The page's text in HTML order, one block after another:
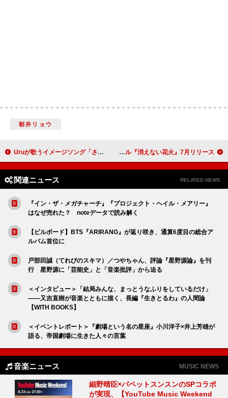
朝井リョウ
Uruが歌うイメージソング「さすらいの唄」×映画『未来』のコラボMV公開 timelesz、“出会いの奇跡”を描くニューシングル『消えない花火』7月リリース
関連ニュース RELATED NEWS
『イン・ザ・メガチャーチ』『プロジェクト・ヘイル・メアリー』
はなぜ売れた？ noteデータで読み解く
【ビルボード】BTS『ARIRANG』が返り咲き、通算6度目の総合ア
ルバム首位に
戸部田誠（てれびのスキマ）／つやちゃん、評論『星野源論』を刊
行 星野源に「芸能史」と「音楽批評」から迫る
＜インタビュー＞「結局みんな、まっとうなふりをしているだけ」
――又吉直樹が音楽とともに描く、長編『生きとるわ』の人間論
【WITH BOOKS】
＜イベントレポート＞『劇場という名の星座』小川洋子×井上芳雄が
語る、帝国劇場に生きた人々の言葉
音楽ニュース MUSIC NEWS
細野晴臣×パペットスンスンのSPコラボ
が実現、【YouTube Music Weekend